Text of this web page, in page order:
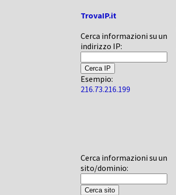
TrovaIP.it
Cerca informazioni su un
indirizzo IP:
Esempio:
216.73.216.199
Cerca informazioni su un
sito/dominio: